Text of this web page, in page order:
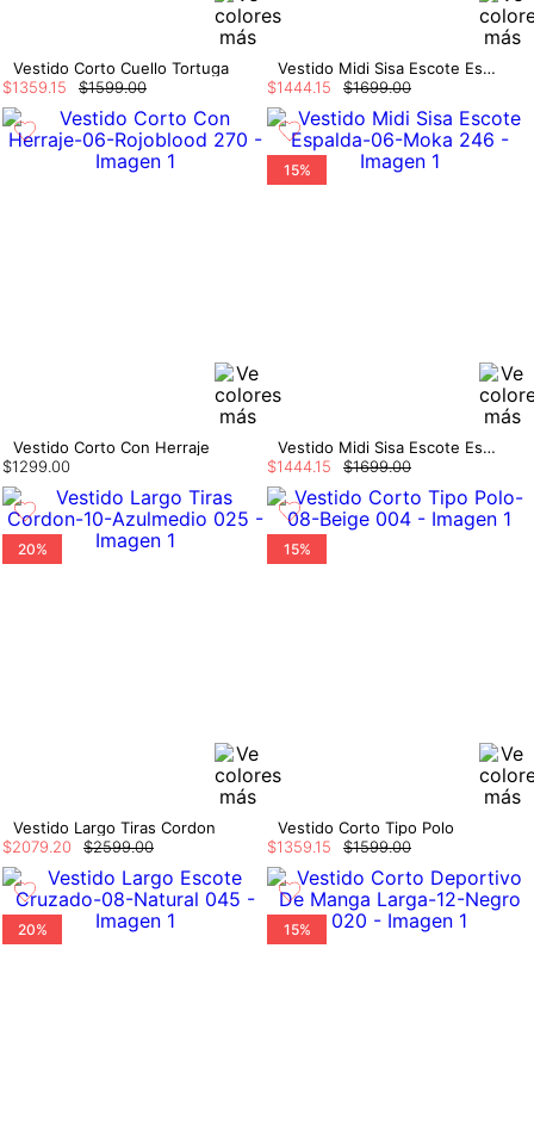
Vestido Corto Cuello Tortuga
$1599.00
$135915
Vestido Midi Sisa Escote Espalda
$1699.00
$144415
Vestido Corto Con Herraje
$1299.00
15%
Vestido Midi Sisa Escote Espalda
$1699.00
$1444.15
20%
Vestido Largo Tiras Cordon
$2599.00
$2079 20
15%
Vestido Corto Tipo Polo
$1599.00
$135915
20% 15%